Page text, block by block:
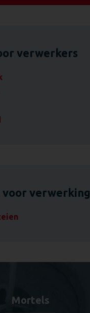
verwerkers
verwerking
Mortels